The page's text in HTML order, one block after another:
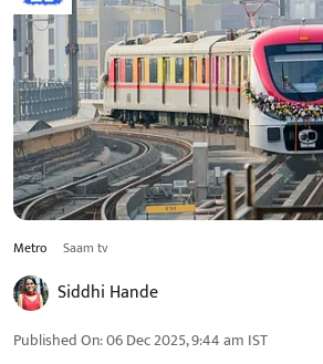
Metro Saam tv
Siddhi Hande
Published On:06 Dec 2025, 9:44 am IST